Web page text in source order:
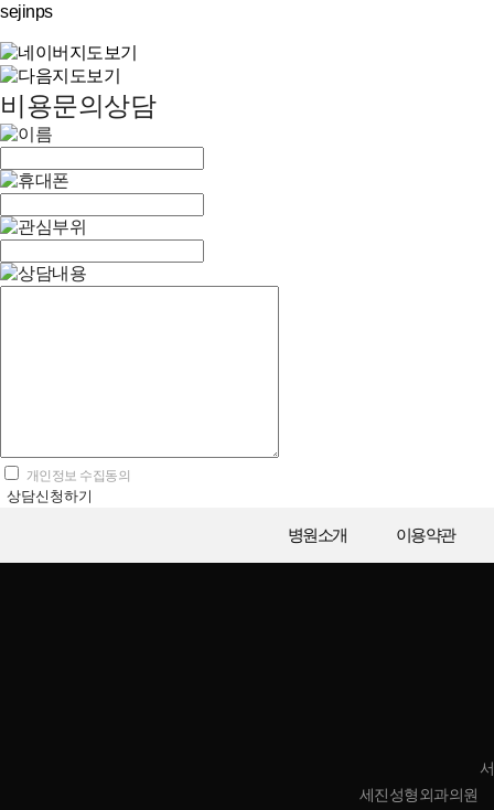
sejinps
비용문의상담
개인정보 수집동의
상담신청하기
병원소개 이용약관
세진성형외과의